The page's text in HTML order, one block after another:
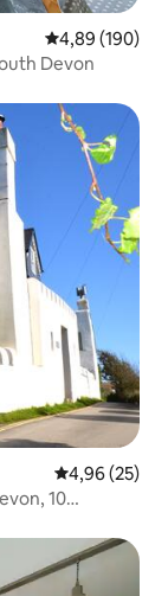
4,89 av 5 i
4,89 (190)
Devon
4,96 av 5 i
4,96 (25)
10